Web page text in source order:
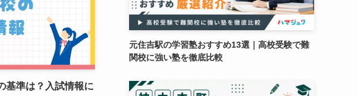
基準は？入試情報に
元住吉駅の学習塾おすすめ13選｜高校受験で難
関校に強い塾を徹底比較